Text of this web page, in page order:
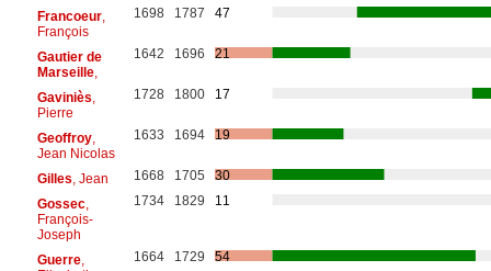
Francoeur,
François
1698 1787 47
Gautier de
Marseille,
1642 1696 21
Gaviniès
Pierre
1728 1800 17
Geoffroy,
Jean Nicolas
1633 1694 19
Gilles , Jean 1668 1705
30
Gossec,
François-
Joseph
1734 1829 11
Guerre,
1664 1729 54